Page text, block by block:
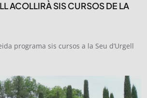
ACOLLIRÀ SIS CURSOS DE LA
programa sis cursos a la Seu d’Urgell